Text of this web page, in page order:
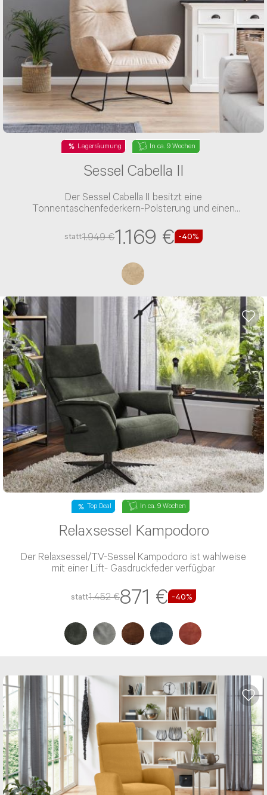
Nachricht*
* Die mit einem * gekennzeichneten
Lagerräumung In ca. 9 Wochen
Sessel Cabella II
Der Sessel Cabella II besitzt eine
Tonnentaschenfederkern-Polsterung und einen
statt1.949 €1.169 € -40%
Top Deal In ca. 9 Wochen
Relaxsessel Kampodoro
Der Relaxsessel/TV-Sessel Kampodoro ist wahlweise
mit einer Lift- Gasdruckfeder verfügbar
statt1.452 €871 € -40%